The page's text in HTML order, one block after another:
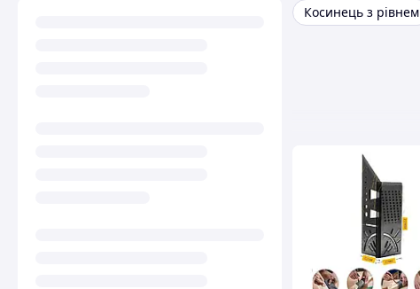
Косинець з рівнем